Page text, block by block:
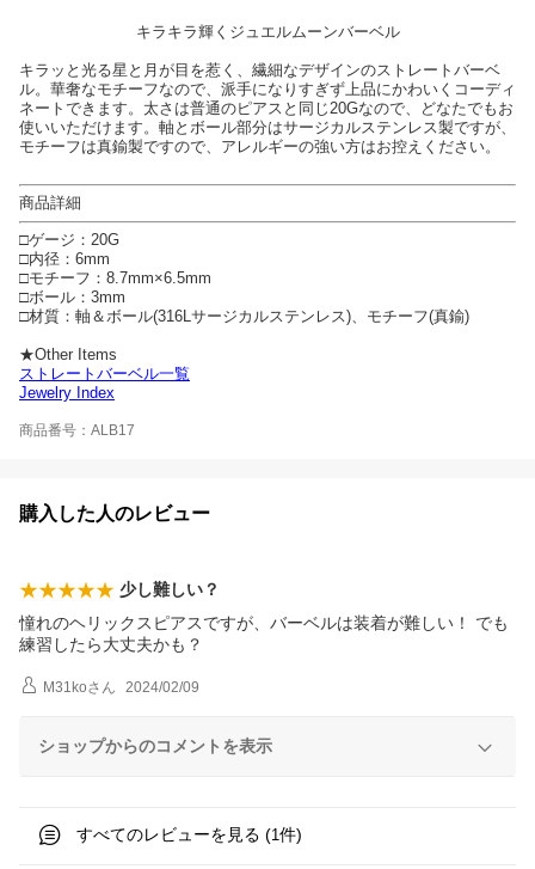
キラキラ輝くジュエルムーンバーベル
キラッと光る星と月が目を惹く、繊細なデザインのストレートバーベ
ル。華奢なモチーフなので、派手になりすぎず上品にかわいくコーディ
ネートできます。太さは普通のピアスと同じ20Gなので、どなたでもお
使いいただけます。軸とボール部分はサージカルステンレス製ですが、
モチーフは真鍮製ですので、アレルギーの強い方はお控えください。
商品詳細
□ゲージ：20G
□内径：6mm
□モチーフ：8.7mm×6.5mm
□ボール：3mm
□材質：軸＆ボール(316Lサージカルステンレス)、モチーフ(真鍮)
★Other Items
ストレートバーベル一覧
Jewelry Index
商品番号：ALB17
購入した人のレビュー
少し難しい？
憧れのヘリックスピアスですが、バーベルは装着が難しい！ でも
練習したら大丈夫かも？
M31koさん 2024/02/09
ショップからのコメントを表示
すべてのレビューを見る (1件)